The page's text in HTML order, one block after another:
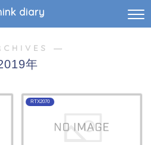
diary
―
年
RTX2070